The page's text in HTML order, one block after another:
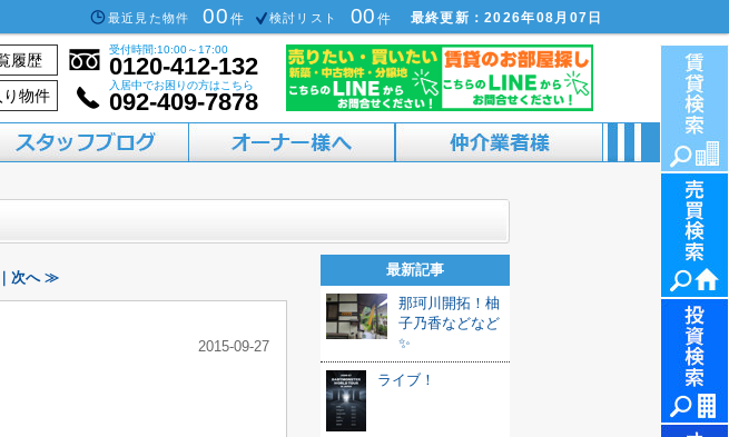
最近見た物件 00 件 検討リスト 00 件 最終更新：2026年08月07日
履歴
受付時間:10:00～17:00
0120-412-132
物件
入居中でお困りの方はこちら
092-409-7878
次へ ≫
2015-09-27
最新記事
那珂川開拓！柚
子乃香などなど
✨
ライブ！